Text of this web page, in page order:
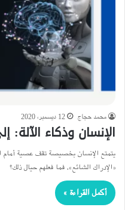
محمد حجاج 12 ديسمبر، 2020
الإنسان وذكاء الآلة:
يتمتع الإنسان بخصيصة تقف عصية أمام
«الإدراك الشائع». فما فعلهم حيال ذلك؟
أكمل القراءة »